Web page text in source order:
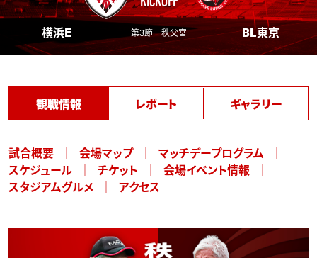
横浜E 第3節 秩父宮 BL東京
観戦情報 レポート ギャラリー
試合概要 会場マップ
マッチデープログラム
スケジュール
チケット
会場イベント情報
スタジアムグルメ
アクセス